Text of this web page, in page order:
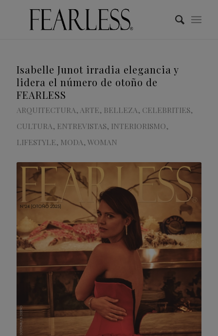
Isabelle Junot irradia elegancia y
lidera el número de otoño de
FEARLESS
ARQUITECTURA, ARTE, BELLEZA, CELEBRITIES,
CULTURA, ENTREVISTAS, INTERIORISMO,
LIFESTYLE, MODA, WOMAN